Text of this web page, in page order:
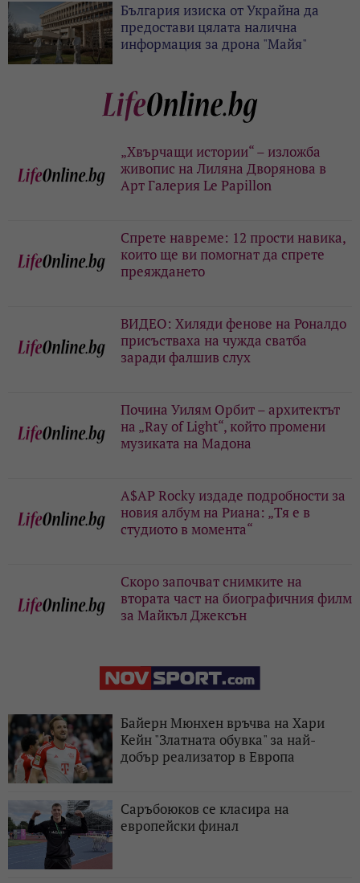
България изиска от Украйна да
предостави цялата налична
информация за дрона "Майя"
„Хвърчащи истории“ – изложба
живопис на Лиляна Дворянова в
Арт Галерия Le Papillon
Спрете навреме: 12 прости навика,
които ще ви помогнат да спрете
преяждането
ВИДЕО: Хиляди фенове на Роналдо
присъстваха на чужда сватба
заради фалшив слух
Почина Уилям Орбит – архитектът
на „Ray of Light“, който промени
музиката на Мадона
A$AP Rocky издаде подробности за
новия албум на Риана: „Тя е в
студиото в момента“
Скоро започват снимките на
втората част на биографичния филм
за Майкъл Джексън
Байерн Мюнхен връчва на Хари
Кейн "Златната обувка" за най-
добър реализатор в Европа
Саръбоюков се класира на
европейски финал